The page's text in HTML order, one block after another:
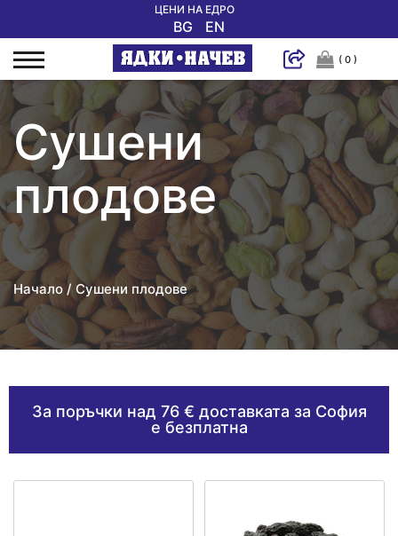
ЦЕНИ НА ЕДРО
BG EN
( 0 )
Сушени
плодове
Начало Сушени плодове
За поръчки над 76 € доставката за София
е безплатна